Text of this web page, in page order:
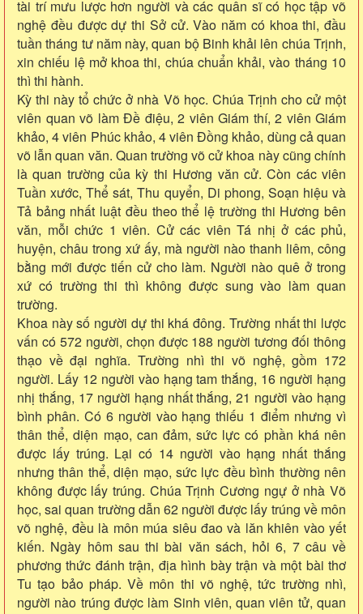
tài trí mưu lược hơn người và các quân sĩ có học tập võ
nghệ đều được dự thi Sở cử. Vào năm có khoa thi, đầu
tuần tháng tư năm này, quan bộ Binh khải lên chúa Trịnh,
xin chiếu lệ mở khoa thi, chúa chuẩn khải, vào tháng 10
thì thi hành.
Kỳ thi này tổ chức ở nhà Võ học. Chúa Trịnh cho cử một
viên quan võ làm Đề điệu, 2 viên Giám thí, 2 viên Giám
khảo, 4 viên Phúc khảo, 4 viên Đồng khảo, dùng cả quan
võ lẫn quan văn. Quan trường võ cử khoa này cũng chính
là quan trường của kỳ thi Hương văn cử. Còn các viên
Tuần xước, Thể sát, Thu quyển, Di phong, Soạn hiệu và
Tả bảng nhất luật đều theo thể lệ trường thi Hương bên
văn, mỗi chức 1 viên. Cử các viên Tá nhị ở các phủ,
huyện, châu trong xứ ấy, mà người nào thanh liêm, công
bằng mới được tiến cử cho làm. Người nào quê ở trong
xứ có trường thi thì không được sung vào làm quan
trường.
Khoa này số người dự thi khá đông. Trường nhất thi lược
vấn có 572 người, chọn được 188 người tương đối thông
thạo về đại nghĩa. Trường nhì thi võ nghệ, gồm 172
người. Lấy 12 người vào hạng tam thắng, 16 người hạng
nhị thắng, 17 người hạng nhất thắng, 21 người vào hạng
bình phân. Có 6 người vào hạng thiếu 1 điểm nhưng vì
thân thể, diện mạo, can đảm, sức lực có phần khá nên
được lấy trúng. Lại có 14 người vào hạng nhất thắng
nhưng thân thể, diện mạo, sức lực đều bình thường nên
không được lấy trúng. Chúa Trịnh Cương ngự ở nhà Võ
học, sai quan trường dẫn 62 người được lấy trúng về môn
võ nghệ, đều là môn múa siêu đao và lăn khiên vào yết
kiến. Ngày hôm sau thi bài văn sách, hỏi 6, 7 câu về
phương thức đánh trận, địa hình bày trận và một bài thơ
Tu tạo bảo pháp. Về môn thi võ nghệ, tức trường nhì,
người nào trúng được làm Sinh viên, quan viên tử, quan